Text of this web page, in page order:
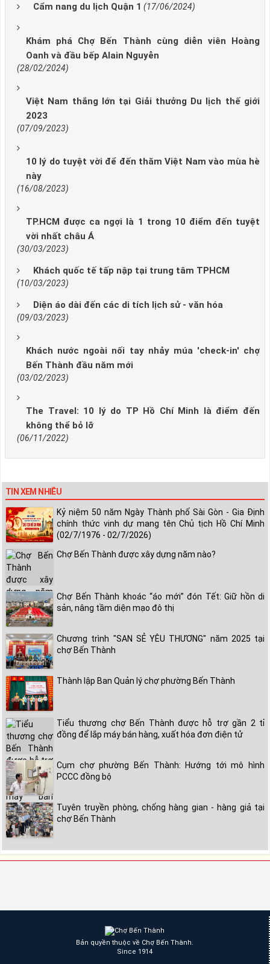
Cẩm nang du lịch Quận 1 (17/06/2024)
Khám phá Chợ Bến Thành cùng diễn viên Hoàng
Oanh và đầu bếp Alain Nguyễn
(28/02/2024)
Việt Nam thắng lớn tại Giải thưởng Du lịch thế giới
2023
(07/09/2023)
10 lý do tuyệt vời để đến thăm Việt Nam vào mùa hè
này
(16/08/2023)
TP.HCM được ca ngợi là 1 trong 10 điểm đến tuyệt
vời nhất châu Á
(30/03/2023)
Khách quốc tế tấp nập tại trung tâm TPHCM
(10/03/2023)
Diện áo dài đến các di tích lịch sử - văn hóa
(09/03/2023)
Khách nước ngoài nối tay nhảy múa 'check-in' chợ
Bến Thành đầu năm mới
(03/02/2023)
The Travel: 10 lý do TP Hồ Chí Minh là điểm đến
không thể bỏ lỡ
(06/11/2022)
TIN XEM NHIỀU
Kỷ niệm 50 năm Ngày Thành phố Sài Gòn - Gia Định
chính thức vinh dự mang tên Chủ tịch Hồ Chí Minh
(02/7/1976 - 02/7/2026)
Chợ Bến Thành được xây dựng năm nào?
Chợ Bến Thành khoác “áo mới” đón Tết: Giữ hồn di
sản, nâng tầm diện mạo đô thị
Chương trình "SAN SẺ YÊU THƯƠNG" năm 2025 tại
chợ Bến Thành
Thành lập Ban Quản lý chợ phường Bến Thành
Tiểu thương chợ Bến Thành được hỗ trợ gần 2 tỉ
đồng để lắp máy bán hàng, xuất hóa đơn điện tử
Cụm chợ phường Bến Thành: Hướng tới mô hình
PCCC đồng bộ
Tuyên truyền phòng, chống hàng gian - hàng giả tại
chợ Bến Thành
Bản quyền thuộc về Chợ Bến Thành.
Since 1914